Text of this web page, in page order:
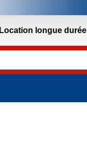
Location longue durée